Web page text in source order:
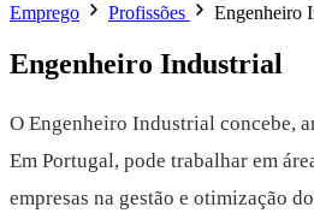
Emprego
Profissões Engenheiro
Engenheiro Industrial
O Engenheiro Industrial concebe,
Em Portugal, pode trabalhar em
empresas na gestão e otimização